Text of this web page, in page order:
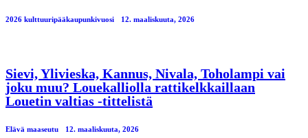
2026 kulttuuripääkaupunkivuosi 12. maaliskuuta, 2026
Sievi, Ylivieska, Kannus, Nivala, Toholampi vai
joku muu? Louekalliolla rattikelkkaillaan
Louetin valtias -tittelistä
Elävä maaseutu 12. maaliskuuta, 2026